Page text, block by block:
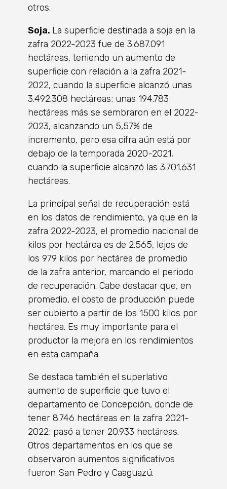
otros.
Soja. La superficie destinada a soja en la
zafra 2022-2023 fue de 3.687.091
hectáreas, teniendo un aumento de
superficie con relación a la zafra 2021-
2022, cuando la superficie alcanzó unas
3.492.308 hectáreas; unas 194.783
hectáreas más se sembraron en el 2022-
2023, alcanzando un 5,57% de
incremento, pero esa cifra aún está por
debajo de la temporada 2020-2021,
cuando la superficie alcanzó las 3.701.631
hectáreas.
La principal señal de recuperación está
en los datos de rendimiento, ya que en la
zafra 2022-2023, el promedio nacional de
kilos por hectárea es de 2.565, lejos de
los 979 kilos por hectárea de promedio
de la zafra anterior, marcando el periodo
de recuperación. Cabe destacar que, en
promedio, el costo de producción puede
ser cubierto a partir de los 1500 kilos por
hectárea. Es muy importante para el
productor la mejora en los rendimientos
en esta campaña.
Se destaca también el superlativo
aumento de superficie que tuvo el
departamento de Concepción, donde de
tener 8.746 hectáreas en la zafra 2021-
2022; pasó a tener 20.933 hectáreas.
Otros departamentos en los que se
observaron aumentos significativos
fueron San Pedro y Caaguazú.